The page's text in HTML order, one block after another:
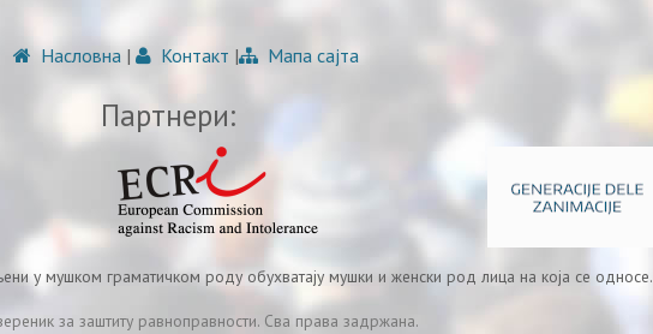
Насловна | Контакт | Мапа сајта
Партнери:
у мушком граматичком роду обухватају мушки и женски род лица на која се односе.
за заштиту равноправности. Сва права задржана.